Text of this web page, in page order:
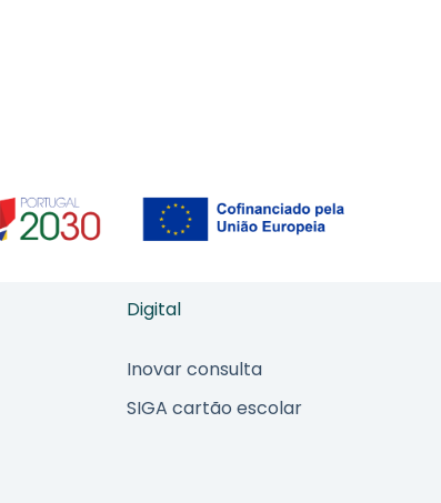
Digital
Inovar consulta
SIGA cartão escolar